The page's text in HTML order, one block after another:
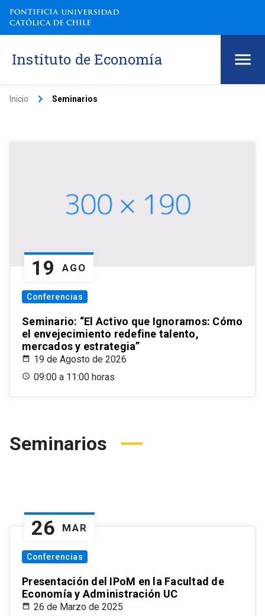
Instituto de Economía
Inicio keyboard_arrow_right Seminarios
19 AGO
Conferencias
Seminario: “El Activo que Ignoramos: Cómo
el envejecimiento redefine talento,
mercados y estrategia”
19 de Agosto de 2026
09:00 a 11:00 horas
Seminarios
26 MAR
Conferencias
Presentación del IPoM en la Facultad de
Economía y Administración UC
26 de Marzo de 2025